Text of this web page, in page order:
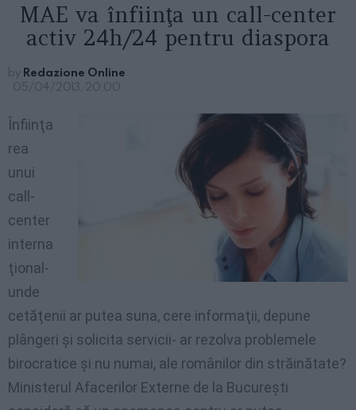
MAE va înfiinţa un call-center
activ 24h/24 pentru diaspora
by Redazione Online
05/04/2013, 20:00
Înfiinţa
rea
unui
call-
center
interna
ţional-
unde
cetăţenii ar putea suna, cere informaţii, depune
plângeri şi solicita servicii- ar rezolva problemele
birocratice şi nu numai, ale românilor din străinătate?
Ministerul Afacerilor Externe de la Bucureşti